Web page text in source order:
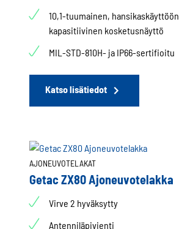
10,1-tuumainen,
kapasitiivinen kosketusnäyttö
MIL-STD-810H- ja IP66-sertifioitu
Katso lisätiedot
AJONEUVOTELAKAT
Getac ZX80 Ajoneuvotelakka
Virve 2 hyväksytty
Antenniläpivienti